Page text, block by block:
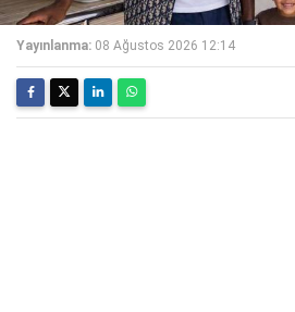
Yayınlanma: 08 Ağustos 2026 12:14